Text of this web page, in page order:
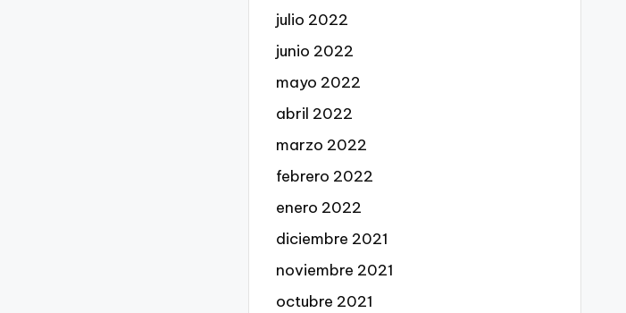
julio 2022
junio 2022
mayo 2022
abril 2022
marzo 2022
febrero 2022
enero 2022
diciembre 2021
noviembre 2021
octubre 2021